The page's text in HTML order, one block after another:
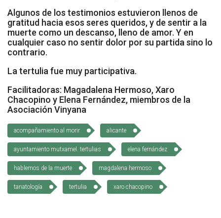
Contacto
Cómo Colaborar
Algunos de los testimonios estuvieron llenos de
gratitud hacia esos seres queridos, y de sentir a la
muerte como un descanso, lleno de amor. Y en
cualquier caso no sentir dolor por su partida sino lo
contrario.
La tertulia fue muy participativa.
Facilitadoras: Magadalena Hermoso, Xaro
Chacopino y Elena Fernández, miembros de la
Asociación Vinyana
acompañamiento al morir alicante
ayuntamiento mutxamel. tertulias elena fernández
hablemos de la muerte magdalena hermoso
tanatología tertulia xaro chacopino